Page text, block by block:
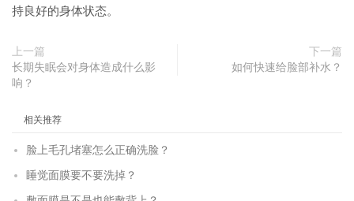
持良好的身体状态。
上一篇
长期失眠会对身体造成什么影
响？
下一篇
如何快速给脸部补水？
相关推荐
脸上毛孔堵塞怎么正确洗脸？
睡觉面膜要不要洗掉？